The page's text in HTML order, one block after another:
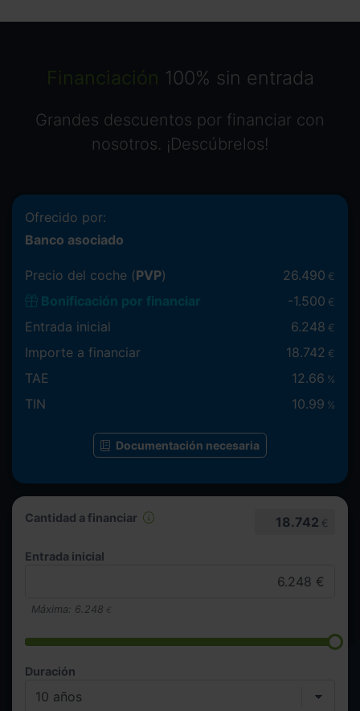
Financiación 100% sin entrada
Grandes descuentos por financiar con
nosotros. ¡Descúbrelos!
Cantidad a financiar 18.742 €
Entrada inicial
Máxima: 6.248 €
Duración
Ofrecido por:
Banco asociado
Precio del coche (PVP) 26.490 €
Bonificación por financiar -1.500 €
Entrada inicial 6.248 €
Importe a financiar 18.742 €
TAE 12.66 %
TIN 10.99 %
Documentación necesaria